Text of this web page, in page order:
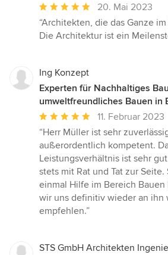
Durchschnittliche
Bewertung:
5
Sternen
20. Mai 2023
“Architekten, die das Ganze
Die Architektur ist ein
Ing Konzept
Experten für Nachhaltiges
umweltfreundliches Bauen in
Durchschnittliche
Bewertung:
5
von
5
Sternen
11. Februar 2023
“Herr Müller ist sehr
außerordentlich kompetent.
Leistungsverhältnis ist sehr
stets mit Rat und Tat zur
einmal Hilfe im Bereich
wir uns definitiv wieder an ihn
empfehlen.”
STS GmbH Architekten